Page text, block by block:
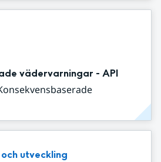
vädervarningar - API
utveckling